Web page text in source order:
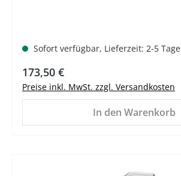
Sofort verfügbar, Lieferzeit: 2-5 Tage
Regulärer Preis:
173,50 €
Preise inkl. MwSt. zzgl. Versandkosten
In den Warenkorb